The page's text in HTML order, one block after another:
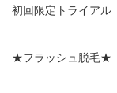
初回限定トライアル
★フラッシュ脱毛★